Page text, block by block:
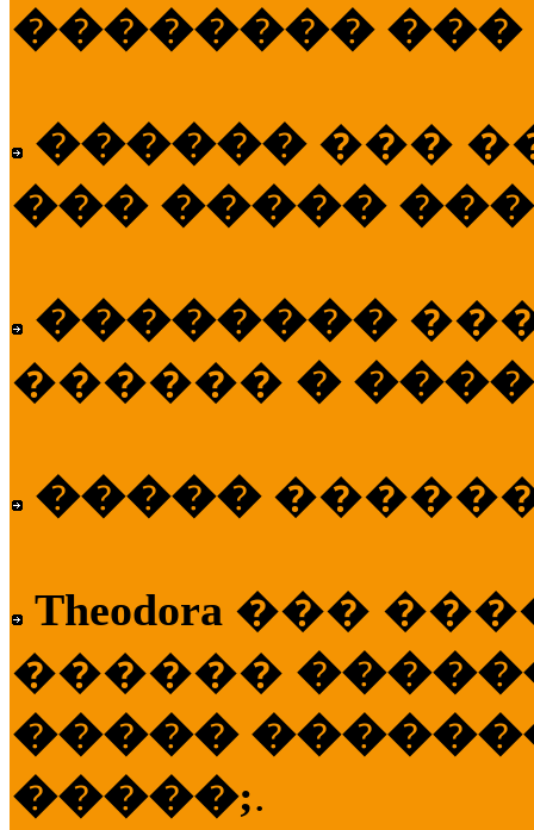
�������� ���
������ ���
��� �����
��������
������ �
�����
Theodora ���
������
�����
�����;.